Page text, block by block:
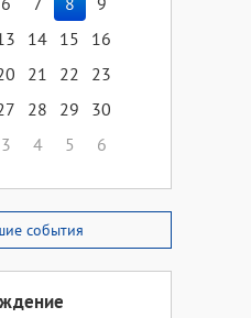
14 15
16
21 22
23
28 29
30
3 4 5 6
события